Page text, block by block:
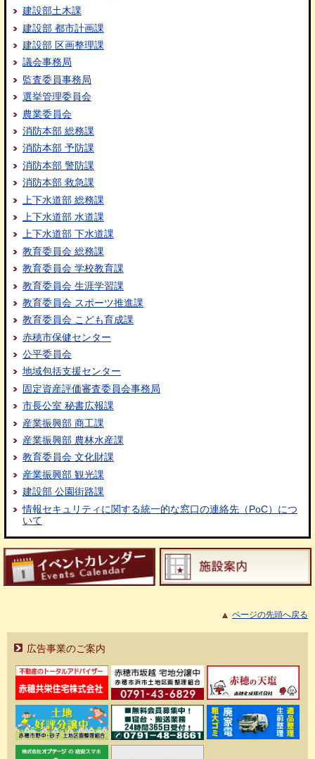
建設部土木課
建設部 都市計画課
建設部 区画整理課
議会事務局
監査委員事務局
選挙管理委員会
農業委員会
消防本部 総務課
消防本部 予防課
消防本部 警防課
消防本部 救急課
上下水道部 総務課
上下水道部 水道課
上下水道部 下水道課
教育委員会 総務課
教育委員会 学校教育課
教育委員会 生涯学習課
教育委員会 スポーツ推進課
教育委員会 こども育成課
赤穂市保健センター
公平委員会
地域包括支援センター
固定資産評価審査委員会事務局
市長公室 秘書広報課
産業振興部 商工課
産業振興部 農林水産課
教育委員会 文化財課
産業振興部 観光課
建設部 公園街路課
情報セキュリティに関する統一的な窓口の連絡先（PoC）につ
いて
ページの先頭へ戻る
広告事業のご案内